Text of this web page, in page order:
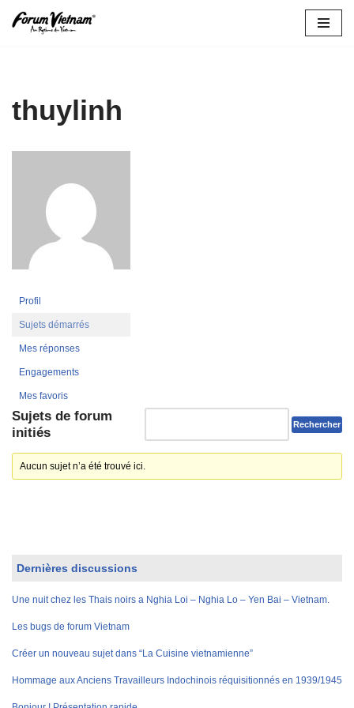
thuylinh
Profil
Sujets démarrés
Mes réponses
Engagements
Mes favoris
Sujets de forum
initiés
Aucun sujet n’a été trouvé ici.
Dernières discussions
Une nuit chez les Thais noirs a Nghia Loi – Nghia Lo – Yen Bai – Vietnam.
Les bugs de forum Vietnam
Créer un nouveau sujet dans “La Cuisine vietnamienne”
Hommage aux Anciens Travailleurs Indochinois réquisitionnés en 1939/1945